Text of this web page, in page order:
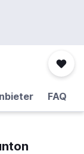
FAQ